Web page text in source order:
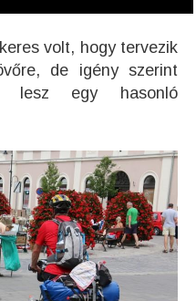
volt, hogy tervezik
de igény szerint
lesz egy hasonló